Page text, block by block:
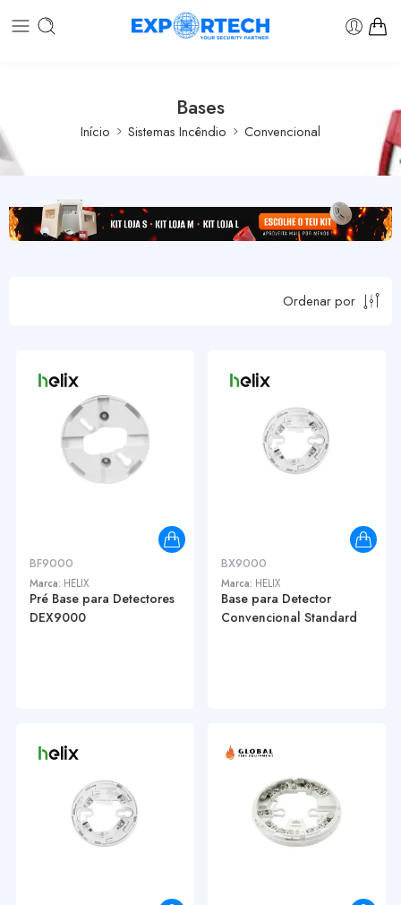
Bases
Início Sistemas Incêndio Convencional
Ordenar por
BF9000
Marca: HELIX
Pré Base para Detectores
DEX9000
BX9000
Marca: HELIX
Base para Detector
Convencional Standard